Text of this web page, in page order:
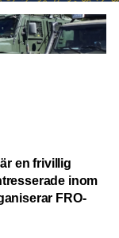
en frivillig
inom
FRO-